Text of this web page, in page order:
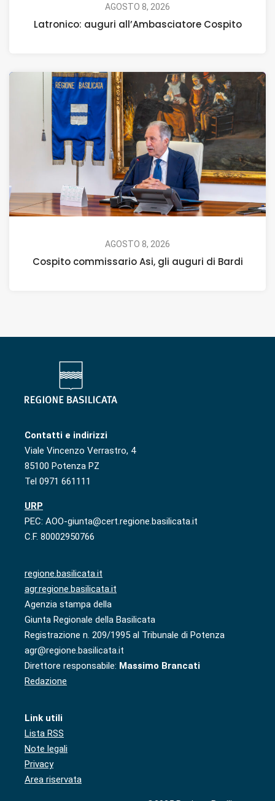
AGOSTO 8, 2026
Latronico: auguri all’Ambasciatore Cospito
AGOSTO 8, 2026
Cospito commissario Asi, gli auguri di Bardi
Contatti e indirizzi
Viale Vincenzo Verrastro, 4
85100 Potenza PZ
Tel 0971 661111
URP
PEC: AOO-giunta@cert.regione.basilicata.it
C.F. 80002950766
regione.basilicata.it
agr.regione.basilicata.it
Agenzia stampa della
Giunta Regionale della Basilicata
Registrazione n. 209/1995 al Tribunale di Potenza
agr@regione.basilicata.it
Direttore responsabile: Massimo Brancati
Redazione
Link utili
Lista RSS
Note legali
Privacy
Area riservata